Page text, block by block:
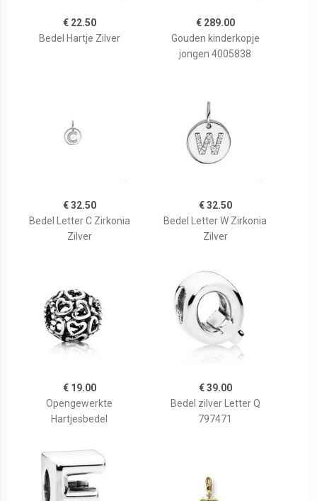
€ 22.50
Bedel Hartje Zilver
€ 289.00
Gouden kinderkopje
jongen 4005838
€ 32.50
Bedel Letter C Zirkonia
Zilver
€ 32.50
Bedel Letter W Zirkonia
Zilver
€ 19.00
Opengewerkte
Hartjesbedel
€ 39.00
Bedel zilver Letter Q
797471